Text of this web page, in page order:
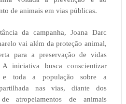
de animais em vias públicas.
da campanha, Joana Darc
vai além da proteção animal,
para a preservação de vidas
iniciativa busca conscientizar
e toda a população sobre a
nas vias, diante dos
atropelamentos de animais